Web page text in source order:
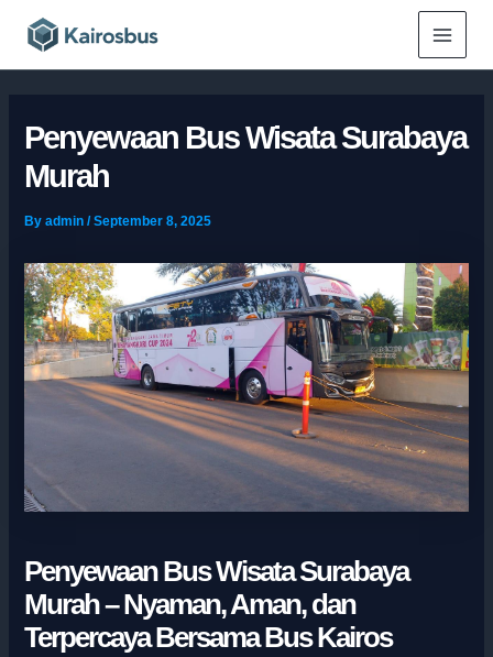
Main
Menu
Penyewaan Bus Wisata Surabaya
Murah
Byadmin/September 8, 2025
Penyewaan Bus Wisata Surabaya
Murah – Nyaman, Aman, dan
Terpercaya Bersama Bus Kairos